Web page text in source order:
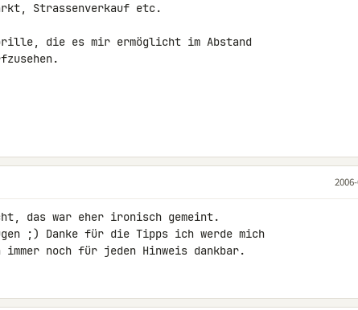
Strassenverkauf etc.
die es mir ermöglicht im Abstand
das war eher ironisch gemeint.
;) Danke für die Tipps ich werde mich
noch für jeden Hinweis dankbar.